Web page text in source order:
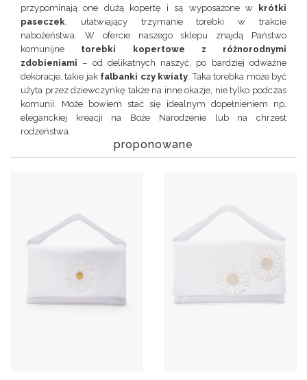
przypominają one dużą kopertę i są wyposażone w
krótki
paseczek, ułatwiający trzymanie torebki w trakcie
nabożeństwa. W ofercie naszego sklepu znajdą Państwo
komunijne torebki kopertowe z różnorodnymi
zdobieniami – od delikatnych naszyć, po bardziej odważne
dekoracje, takie jak falbanki czy kwiaty. Taka torebka może być
użyta przez dziewczynkę także na inne okazje, nie tylko podczas
komunii. Może bowiem stać się idealnym dopełnieniem np.
eleganckiej kreacji na Boże Narodzenie lub na chrzest
rodzeństwa.
proponowane